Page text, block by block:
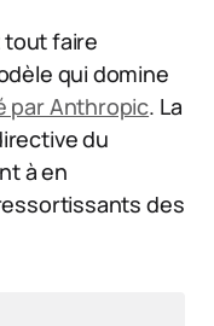
tout faire
qui domine
par Anthropic. La
du
à en
des